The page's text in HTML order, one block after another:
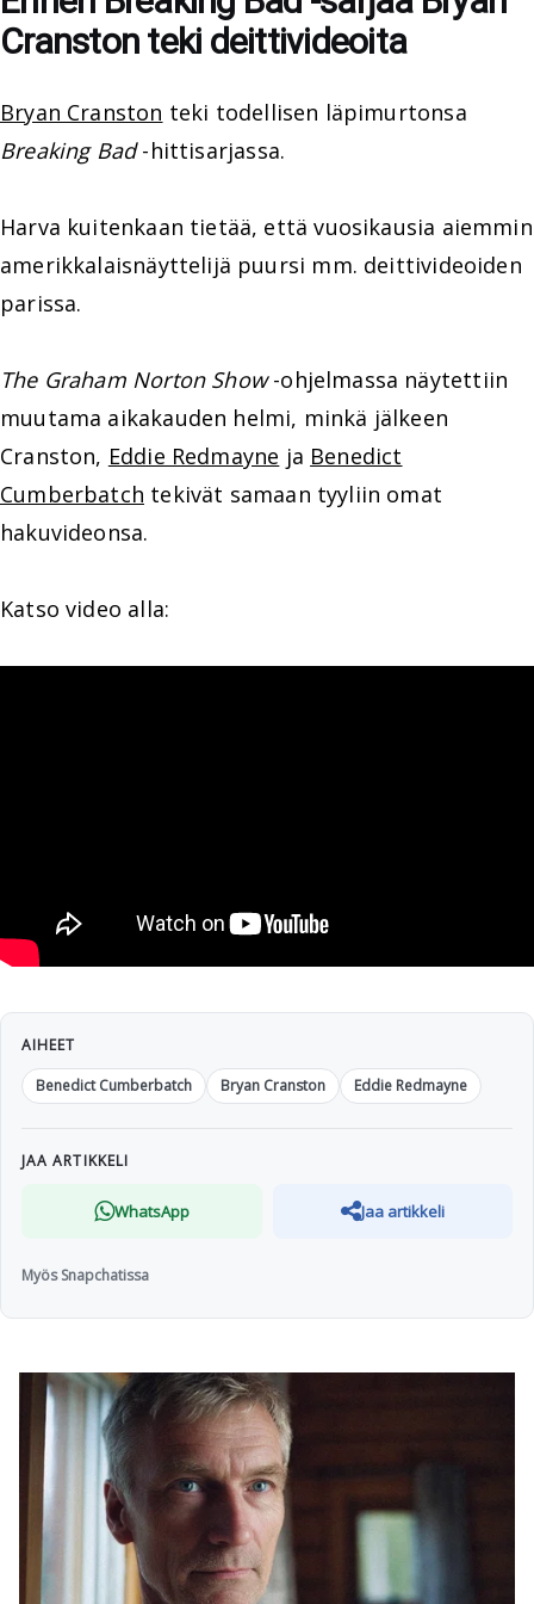
Cranston teki deittivideoita
Bryan Cranston teki todellisen läpimurtonsa
Breaking Bad-hittisarjassa.
Harva kuitenkaan tietää, että vuosikausia aiemmin
amerikkalaisnäyttelijä puursi mm. deittivideoiden
parissa.
The Graham Norton Show-ohjelmassa näytettiin
muutama aikakauden helmi, minkä jälkeen
Cranston, Eddie Redmayne ja Benedict
Cumberbatch tekivät samaan tyyliin omat
hakuvideonsa.
Katso video alla:
AIHEET
Benedict Cumberbatch
Bryan Cranston Eddie Redmayne
JAA ARTIKKELI
WhatsApp Jaa artikkeli
Myös Snapchatissa